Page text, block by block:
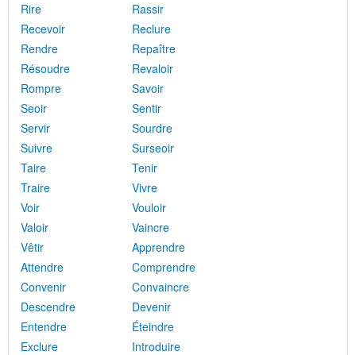
Rire
Rassir
Recevoir
Reclure
Rendre
Repaître
Résoudre
Revaloir
Rompre
Savoir
Seoir
Sentir
Servir
Sourdre
Suivre
Surseoir
Taire
Tenir
Traire
Vivre
Voir
Vouloir
Valoir
Vaincre
Vêtir
Apprendre
Attendre
Comprendre
Convenir
Convaincre
Descendre
Devenir
Entendre
Éteindre
Exclure
Introduire